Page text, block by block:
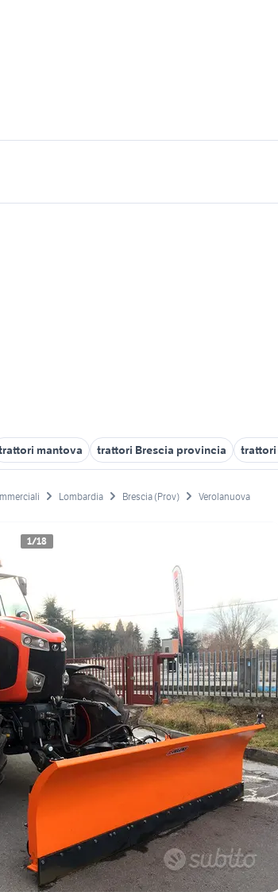
mantova trattori Brescia provincia trattori
Lombardia Brescia (Prov) Verolanuova
1/18